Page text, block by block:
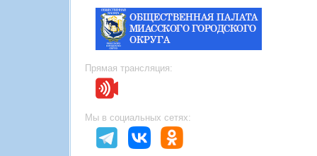
Прямая трансляция:
Мы в социальных сетях: